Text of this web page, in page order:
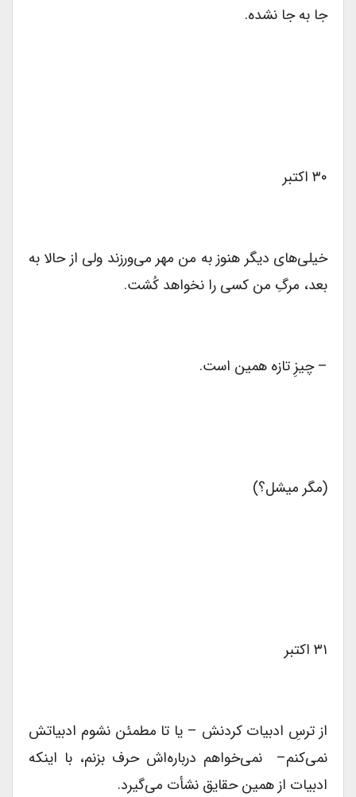
جا به جا نشده.
۳۰ اکتبر
خیلی‌های دیگر هنوز به من مهر می‌ورزند ولی از حالا به
بعد، مرگِ من کسی را نخواهد کُشت.
– چیزِ تازه همین است.
(مگر میشل؟)
۳۱ اکتبر
از ترسِ ادبیات کردنش – یا تا مطمئن نشوم ادبیاتش
نمی‌کنم– نمی‌خواهم درباره‌اش حرف بزنم، با اینکه
ادبیات از همین حقایق نشأت می‌گیرد.